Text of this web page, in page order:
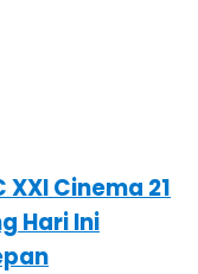
Cinema 21
Hari Ini